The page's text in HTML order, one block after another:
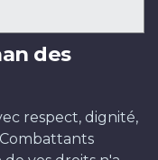
des
respect, dignité,